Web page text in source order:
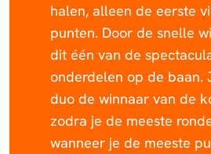
halen, alleen de eerste
punten. Door de snelle
dit één van de
onderdelen op de baan.
duo de winnaar van de
zodra je de meeste
wanneer je de meeste